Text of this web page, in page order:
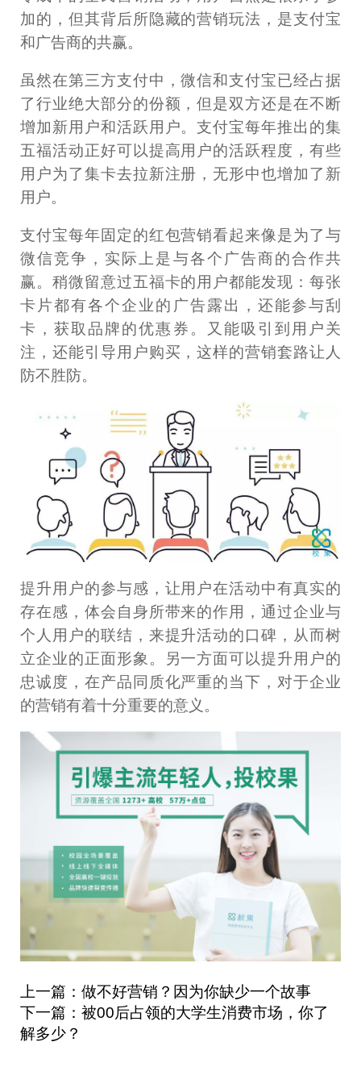
加的，但其背后所隐藏的营销玩法，是支付宝
和广告商的共赢。
虽然在第三方支付中，微信和支付宝已经占据
了行业绝大部分的份额，但是双方还是在不断
增加新用户和活跃用户。支付宝每年推出的集
五福活动正好可以提高用户的活跃程度，有些
用户为了集卡去拉新注册，无形中也增加了新
用户。
支付宝每年固定的红包营销看起来像是为了与
微信竞争，实际上是与各个广告商的合作共
赢。稍微留意过五福卡的用户都能发现：每张
卡片都有各个企业的广告露出，还能参与刮
卡，获取品牌的优惠券。又能吸引到用户关
注，还能引导用户购买，这样的营销套路让人
防不胜防。
提升用户的参与感，让用户在活动中有真实的
存在感，体会自身所带来的作用，通过企业与
个人用户的联结，来提升活动的口碑，从而树
立企业的正面形象。另一方面可以提升用户的
忠诚度，在产品同质化严重的当下，对于企业
的营销有着十分重要的意义。
上一篇：做不好营销？因为你缺少一个故事
下一篇：被00后占领的大学生消费市场，你了
解多少？